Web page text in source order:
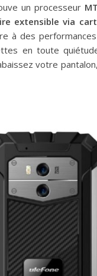
un processeur
extensible via
à des
en toute
votre